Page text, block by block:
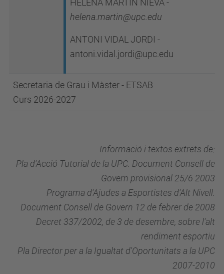
Secretaria de Grau i Màster - ETSAB
Curs 2026-2027
HELENA MARTIN NIEVA -
helena.martin@upc.edu
ANTONI VIDAL JORDI -
antoni.vidal.jordi@upc.edu
Informació i textos extrets de:
Pla d'Acció Tutorial de la UPC. Document Consell de
Govern provisional 25/6 2003
Programa d'Ajudes a Esportistes d'Alt Nivell.
Document Consell de Govern 12 de febrer de 2008
Decret 337/2002, de 3 de desembre, sobre l'alt
rendiment esportiu
Pla Director per a la Igualtat d'Oportunitats a la UPC
2007-2010